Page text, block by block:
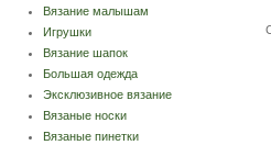
Вязание малышам
Игрушки
Вязание шапок
Большая одежда
Эксклюзивное вязание
Вязаные носки
Вязаные пинетки